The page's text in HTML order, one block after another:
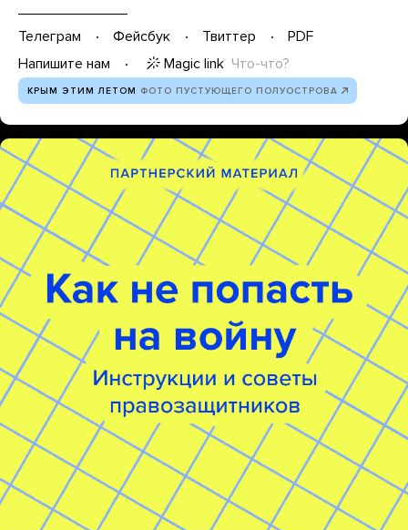
Телеграм Фейсбук Твиттер
PDF
Напишите нам
Magic link Что-что?
КРЫМ ЭТИМ ЛЕТОМ ФОТО ПУСТУЮЩЕГО ПОЛУОСТРОВА